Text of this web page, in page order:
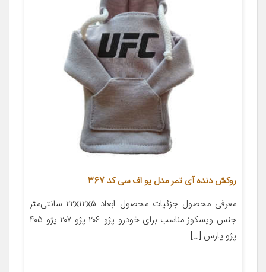
روکش دنده آی تمر مدل یو اف سی کد 367
معرفی محصول جزئیات محصول ابعاد ۲۲x۱۲x۵ سانتی‌متر
جنس ویسکوز مناسب برای خودرو پژو ۲۰۶ پژو ۲۰۷ پژو ۴۰۵
پژو پارس […]